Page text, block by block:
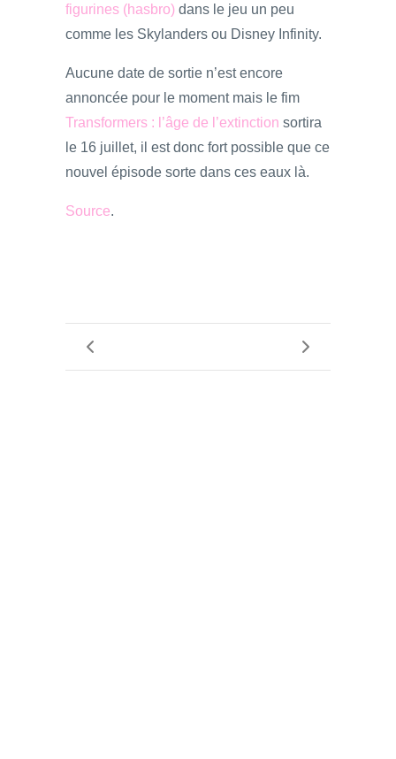
figurines (hasbro) dans le jeu un peu
comme les Skylanders ou Disney Infinity.
Aucune date de sortie n’est encore
annoncée pour le moment mais le fim
Transformers : l’âge de l’extinction sortira
le 16 juillet, il est donc fort possible que ce
nouvel épisode sorte dans ces eaux là.
Source.